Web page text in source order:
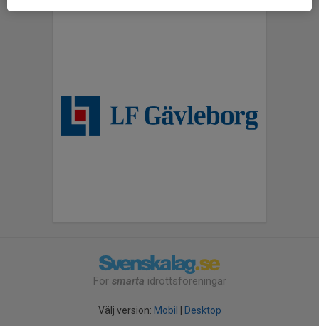
För smarta idrottsföreningar
Välj version: Mobil Desktop